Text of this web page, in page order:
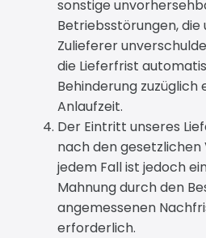
sonstige
Betriebsstörungen, die
Zulieferer
die Lieferfrist
Behinderung
Anlaufzeit.
Der Eintritt unseres
nach den
jedem Fall ist jedoch
Mahnung durch den
angemessenen
erforderlich.